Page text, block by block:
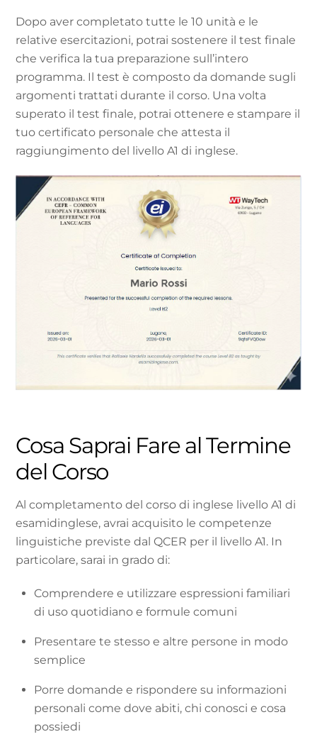
Dopo aver completato tutte le 10 unità e le
relative esercitazioni, potrai sostenere il test finale
che verifica la tua preparazione sull’intero
programma. Il test è composto da domande sugli
argomenti trattati durante il corso. Una volta
superato il test finale, potrai ottenere e stampare il
tuo certificato personale che attesta il
raggiungimento del livello A1 di inglese.
Cosa Saprai Fare al Termine
del Corso
Al completamento del corso di inglese livello A1 di
esamidinglese, avrai acquisito le competenze
linguistiche previste dal QCER per il livello A1. In
particolare, sarai in grado di:
Comprendere e utilizzare espressioni familiari
di uso quotidiano e formule comuni
Presentare te stesso e altre persone in modo
semplice
Porre domande e rispondere su informazioni
personali come dove abiti, chi conosci e cosa
possiedi